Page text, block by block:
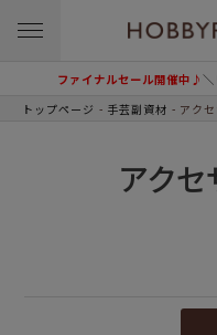
ファイナルセール開催中♪
トップページ 手芸副資材 アク
アクセ